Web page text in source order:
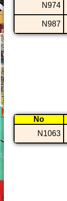
N974
N987
No
N1063